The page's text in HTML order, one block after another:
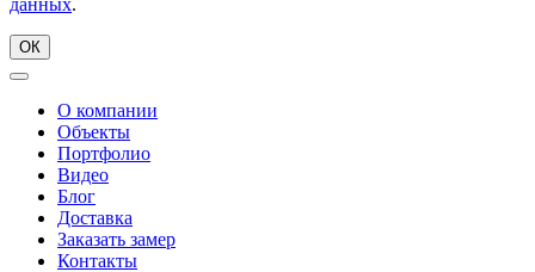
данных.
ОК
О компании
Объекты
Портфолио
Видео
Блог
Доставка
Заказать замер
Контакты